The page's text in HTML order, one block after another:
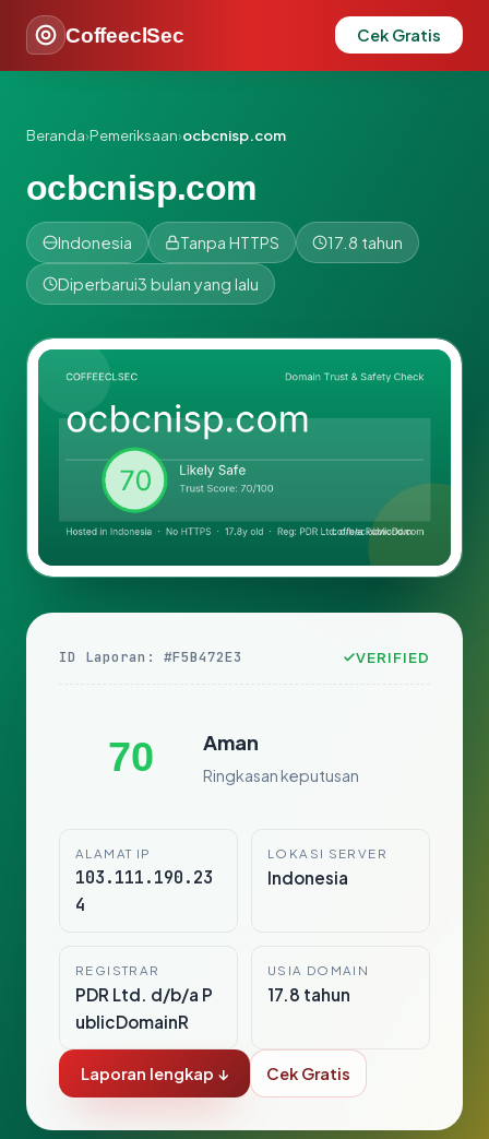
CoffeeclSec Cek Gratis
Beranda›Pemeriksaan›ocbcnisp.com
ocbcnisp.com
Indonesia Tanpa HTTPS 17.8 tahun
Diperbarui3 bulan yang lalu
ID Laporan: #F5B472E3 VERIFIED
70 Aman
Ringkasan keputusan
ALAMAT IP
103.111.190.23
4
LOKASI SERVER
Indonesia
REGISTRAR
PDR Ltd. d/b/a P
ublicDomainR
USIA DOMAIN
17.8 tahun
Laporan lengkap ↓ Cek Gratis